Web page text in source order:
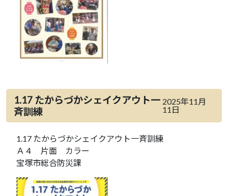
1.17 たからづかシェイクアウト一
斉訓練
2025年11月
11日
1.17 たからづかシェイクアウト一斉訓練
Ａ４ 片面 カラー
宝塚市総合防災課